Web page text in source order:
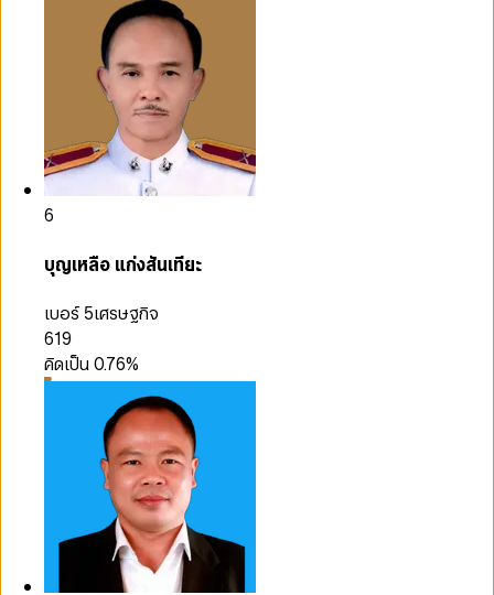
6
บุญเหลือ แก่งสันเทียะ
เบอร์ 5เศรษฐกิจ
619
คิดเป็น0.76%